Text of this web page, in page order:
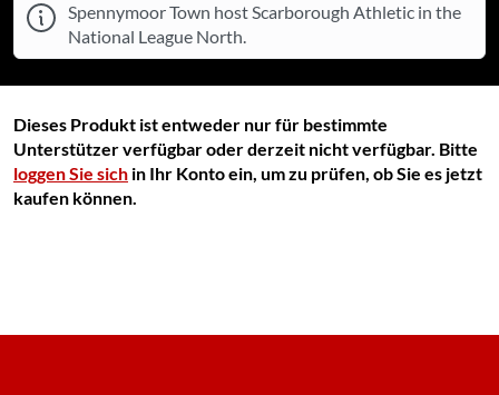
Spennymoor Town host Scarborough Athletic in the
National League North.
Dieses Produkt ist entweder nur für bestimmte
Unterstützer verfügbar oder derzeit nicht verfügbar. Bitte
loggen Sie sich in Ihr Konto ein, um zu prüfen, ob Sie es jetzt
kaufen können.